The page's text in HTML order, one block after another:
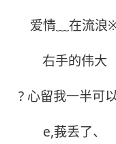
爱情﹏在流浪
右手的伟大
? 心留我一半可
e,莪丢了、